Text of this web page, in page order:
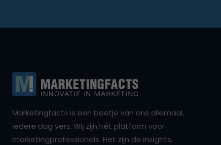
Marketingfacts is een beetje van ons allemaal,
iedere dag vers. Wij zijn hét platform voor
marketingprofessionals. Het zijn de insights,